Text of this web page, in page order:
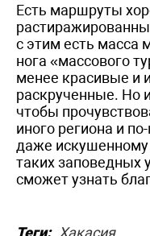
Есть маршруты
с этим есть масса
нога «массового
менее красивые и
раскрученные. Но
чтобы
иного региона и
даже
таких заповедных
сможет узнать
Теги: Хакасия